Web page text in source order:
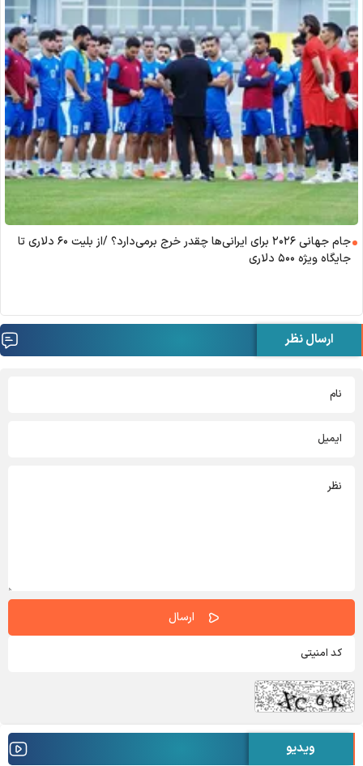
جام جهانی ۲۰۲۶ برای ایرانی‌ها چقدر خرج برمی‌دارد؟ /از بلیت ۶۰ دلاری تا
جایگاه ویژه ۵۰۰ دلاری
ارسال نظر
ویدیو